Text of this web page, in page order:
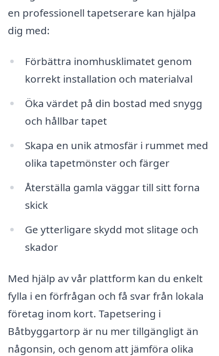
en professionell tapetserare kan hjälpa
dig med:
Förbättra inomhusklimatet genom
korrekt installation och materialval
Öka värdet på din bostad med snygg
och hållbar tapet
Skapa en unik atmosfär i rummet med
olika tapetmönster och färger
Återställa gamla väggar till sitt forna
skick
Ge ytterligare skydd mot slitage och
skador
Med hjälp av vår plattform kan du enkelt
fylla i en förfrågan och få svar från lokala
företag inom kort. Tapetsering i
Båtbyggartorp är nu mer tillgängligt än
någonsin, och genom att jämföra olika